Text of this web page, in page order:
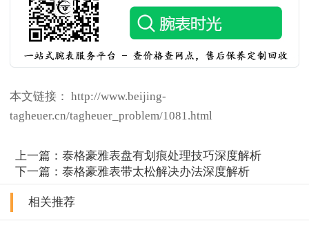
本文链接： http://www.beijing-
tagheuer.cn/tagheuer_problem/1081.html
上一篇：泰格豪雅表盘有划痕处理技巧深度解析
下一篇：泰格豪雅表带太松解决办法深度解析
相关推荐